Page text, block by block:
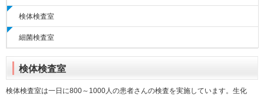
検体検査室
細菌検査室
検体検査室
検体検査室は一日に800～1000人の患者さんの検査を実施しています。生化